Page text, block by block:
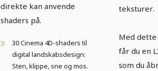
direkte kan anvende
shaders på.
30 Cinema 4D-shaders til
digital landskabsdesign:
Sten, klippe, sne og mos.
teksturer.
Med
får du en
som du